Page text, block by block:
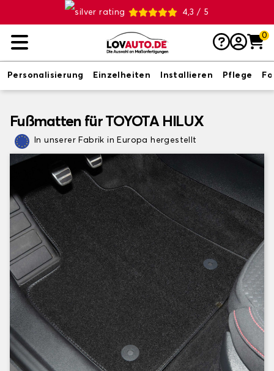
4,3 / 5
0
Personalisierung Einzelheiten Installieren Pflege
Fußmatten für TOYOTA HILUX
In unserer Fabrik in Europa hergestellt